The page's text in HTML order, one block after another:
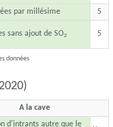
par millésime 5
sans ajout de SO2 5
données
A la cave
d'intrants autre que le